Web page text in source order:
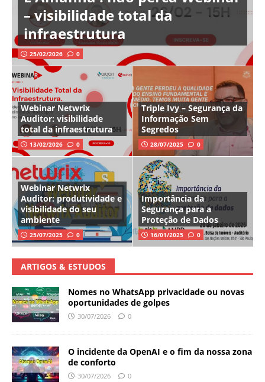
– visibilidade total da
infraestrutura
25/02/2026 0
Webinar Netwrix
Auditor: visibilidade
total da infraestrutura
13/02/2026 0
Triple Ivy – Segurança da
Informação Sem
Segredos
28/07/2025 0
Webinar Netwrix
Auditor: produtividade e
visibilidade do seu
ambiente
25/07/2025 0
Importância da
Segurança para a
Proteção de Dados
16/01/2025 0
ARTIGOS & ESTUDOS
Nomes no WhatsApp privacidade ou novas
oportunidades de golpes
30/07/2026 0
O incidente da OpenAI e o fim da nossa zona
de conforto
30/07/2026 0